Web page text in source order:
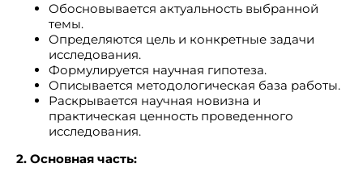
Обосновывается актуальность выбранной
темы.
Определяются цель и конкретные задачи
исследования.
Формулируется научная гипотеза.
Описывается методологическая база работы.
Раскрывается научная новизна и
практическая ценность проведенного
исследования.
2. Основная часть: